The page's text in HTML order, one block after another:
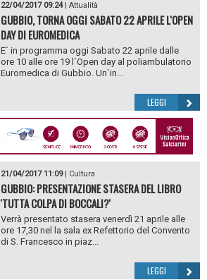
22/04/2017 09:24| Attualità
GUBBIO, TORNA OGGI SABATO 22 APRILE L'OPEN
DAY DI EUROMEDICA
E` in programma oggi Sabato 22 aprile dalle
ore 10 alle ore 19 l`Open day al poliambulatorio
Euromedica di Gubbio. Un`in...
LEGGI
21/04/2017 11:09| Cultura
GUBBIO: PRESENTAZIONE STASERA DEL LIBRO
'TUTTA COLPA DI BOCCALI?'
Verrà presentato stasera venerdì 21 aprile alle
ore 17,30 nel la sala ex Refettorio del Convento
di S. Francesco in piaz...
LEGGI